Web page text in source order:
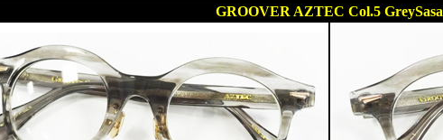
GROOVER AZTEC Col.5 GreySasa